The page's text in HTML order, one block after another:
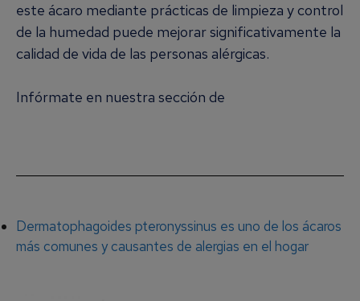
este ácaro mediante prácticas de limpieza y control
de la humedad puede mejorar significativamente la
calidad de vida de las personas alérgicas.
Infórmate en nuestra sección de
Dermatophagoides pteronyssinus es uno de los ácaros
más comunes y causantes de alergias en el hogar